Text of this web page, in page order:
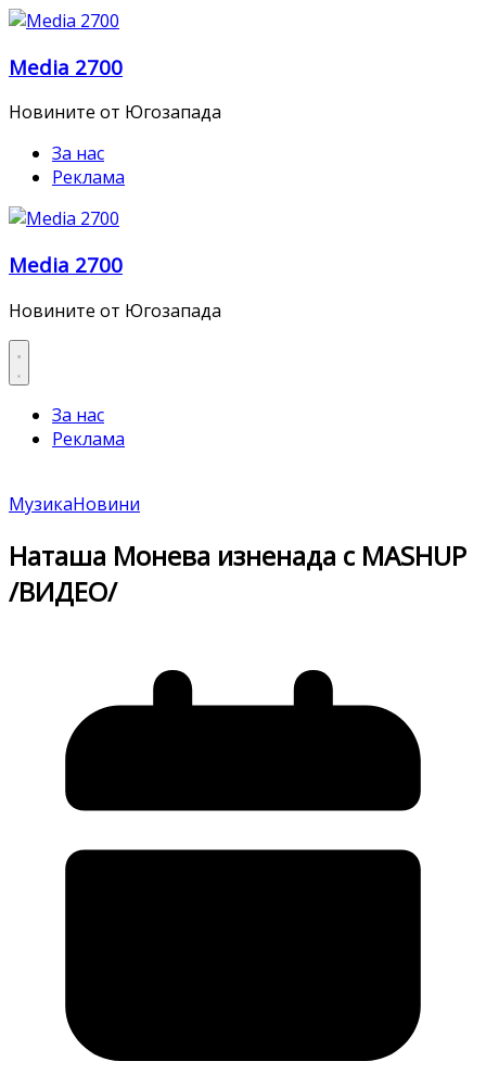
Skip
content
Media 2700
Новините от Югозапада
За нас
Реклама
Media 2700
Новините от Югозапада
За нас
Реклама
МузикаНовини
Наташа Монева изненада с MASHUP
/ВИДЕО/